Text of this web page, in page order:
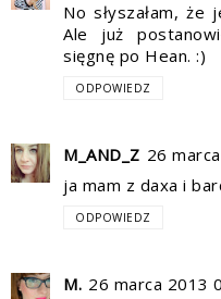
No słyszałam,
Ale już
sięgnę po Hean. :)
ODPOWIEDZ
M_AND_Z 26
ja mam z daxa i
ODPOWIEDZ
M. 26 marca 2013